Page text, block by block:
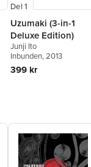
Del 1
Uzumaki (3-in-1
Deluxe Edition)
Junji Ito
Inbunden, 2013
399 kr